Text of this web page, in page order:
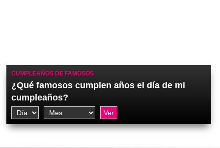
CUMPLEAÑOS DE FAMOSOS
¿Qué famosos cumplen años el día de mi
cumpleaños?